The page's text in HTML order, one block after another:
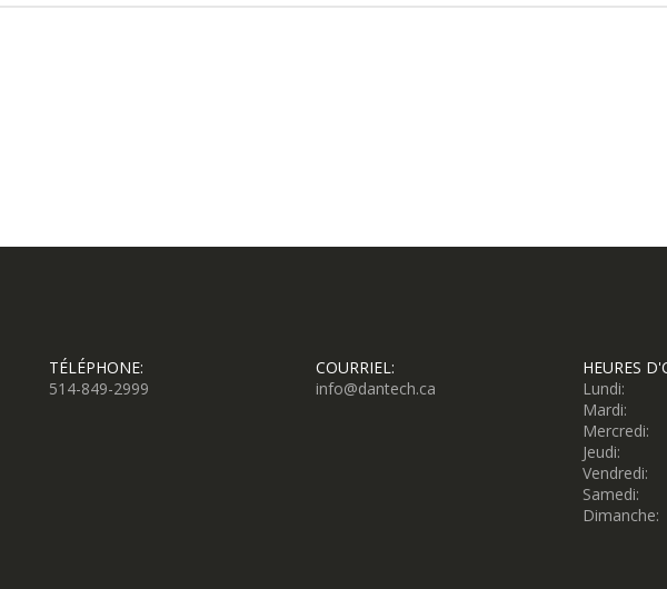
TÉLÉPHONE:
514-849-2999
COURRIEL:
info@dantech.ca
HEURES
Lundi:
Mardi:
Mercredi:
Jeudi:
Vendredi:
Samedi:
Dimanche: